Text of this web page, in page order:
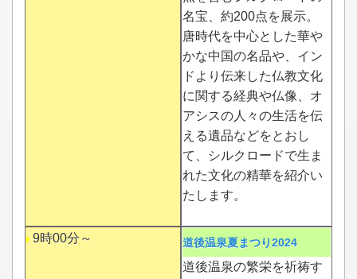
名宝、約200点を展示。
唐時代を中心とした華や
かな中国の名品や、イン
ドより伝来した仏教文化
に関する経典や仏像、オ
アシスの人々の生活を伝
える遺品などをとおし
て、シルクロードで生ま
れた文化の精華を紹介い
たします。
9時00分～ 道後温泉夏まつり2024
道後温泉の繁栄を祈祷す